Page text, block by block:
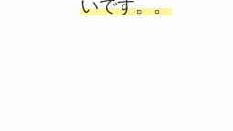
いです。。